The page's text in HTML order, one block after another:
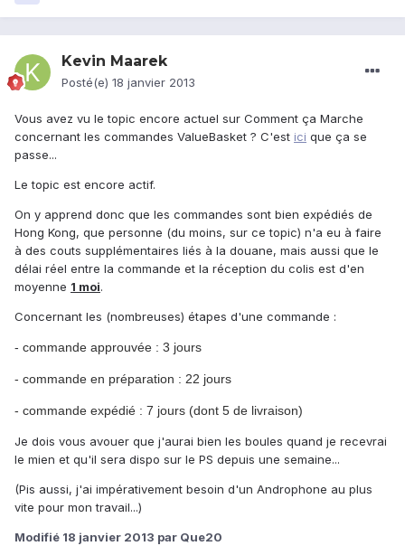
Kevin Maarek
Posté(e) 18 janvier 2013
Vous avez vu le topic encore actuel sur Comment ça Marche
concernant les commandes ValueBasket ? C'est ici que ça se
passe...
Le topic est encore actif.
On y apprend donc que les commandes sont bien expédiés de
Hong Kong, que personne (du moins, sur ce topic) n'a eu à faire
à des couts supplémentaires liés à la douane, mais aussi que le
délai réel entre la commande et la réception du colis est d'en
moyenne 1 moi.
Concernant les (nombreuses) étapes d'une commande :
- commande approuvée : 3 jours
- commande en préparation : 22 jours
- commande expédié : 7 jours (dont 5 de livraison)
Je dois vous avouer que j'aurai bien les boules quand je recevrai
le mien et qu'il sera dispo sur le PS depuis une semaine...
(Pis aussi, j'ai impérativement besoin d'un Androphone au plus
vite pour mon travail...)
Modifié 18 janvier 2013 par Que20